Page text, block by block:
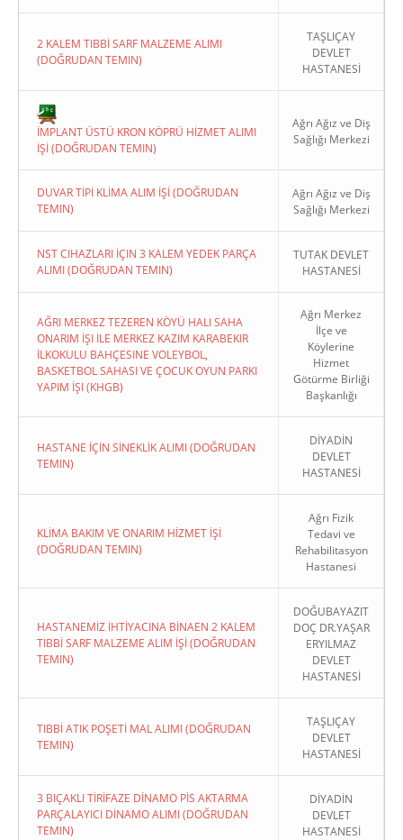
2 KALEM TIBBİ SARF MALZEME ALIMI
(DOĞRUDAN TEMIN)
TAŞLIÇAY
DEVLET
HASTANESİ
İMPLANT ÜSTÜ KRON KÖPRÜ HİZMET ALIMI
İŞİ (DOĞRUDAN TEMIN)
Ağrı Ağız ve Diş
Sağlığı Merkezi
DUVAR TİPİ KLİMA ALIM İŞİ (DOĞRUDAN
TEMIN)
Ağrı Ağız ve Diş
Sağlığı Merkezi
NST CIHAZLARI İÇIN 3 KALEM YEDEK PARÇA
ALIMI (DOĞRUDAN TEMIN)
TUTAK DEVLET
HASTANESİ
AĞRI MERKEZ TEZEREN KÖYÜ HALI SAHA
ONARIM İŞI İLE MERKEZ KAZIM KARABEKIR
İLKOKULU BAHÇESINE VOLEYBOL,
BASKETBOL SAHASI VE ÇOCUK OYUN PARKI
YAPIM İŞI (KHGB)
Ağrı Merkez
İlçe ve
Köylerine
Hizmet
Götürme Birliği
Başkanlığı
HASTANE İÇİN SİNEKLİK ALIMI (DOĞRUDAN
TEMIN)
DİYADİN
DEVLET
HASTANESİ
KLİMA BAKIM VE ONARIM HİZMET İŞİ
(DOĞRUDAN TEMIN)
Ağrı Fizik
Tedavi ve
Rehabilitasyon
Hastanesi
HASTANEMİZ İHTİYACINA BİNAEN 2 KALEM
TIBBİ SARF MALZEME ALIM İŞİ (DOĞRUDAN
TEMIN)
DOĞUBAYAZIT
DOÇ DR.YAŞAR
ERYILMAZ
DEVLET
HASTANESİ
TIBBİ ATIK POŞETİ MAL ALIMI (DOĞRUDAN
TEMIN)
TAŞLIÇAY
DEVLET
HASTANESİ
3 BIÇAKLI TİRİFAZE DİNAMO PİS AKTARMA
PARÇALAYICI DİNAMO ALIMI (DOĞRUDAN
TEMIN)
DİYADİN
DEVLET
HASTANESİ